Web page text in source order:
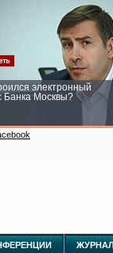
электронный
Банка Москвы?